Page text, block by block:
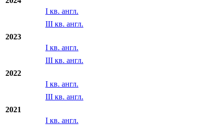
I кв. англ.
III кв. англ.
2023
I кв. англ.
III кв. англ.
2022
I кв. англ.
III кв. англ.
2021
I кв. англ.